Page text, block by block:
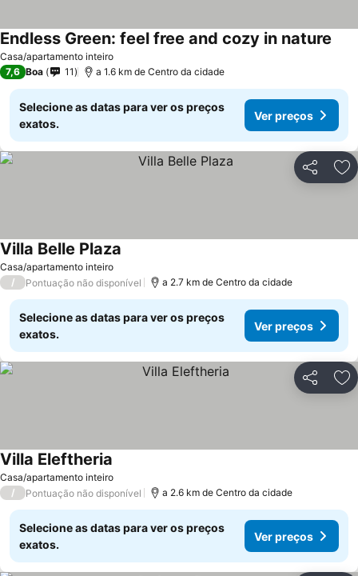
Casa/apartamento inteiro
Endless Green: feel free and cozy in nature
7,6 Boa 11 a 1.6 km de Centro da cidade
Selecione as datas para ver os preços
exatos.
Ver preços
Partilhar
Casa/apartamento inteiro
Villa Belle Plaza
/ Pontuação não disponível a 2.7 km de Centro da cidade
Selecione as datas para ver os preços
exatos.
Ver preços
Partilhar
Casa/apartamento inteiro
Villa Eleftheria
/ Pontuação não disponível a 2.6 km de Centro da cidade
Selecione as datas para ver os preços
exatos.
Ver preços